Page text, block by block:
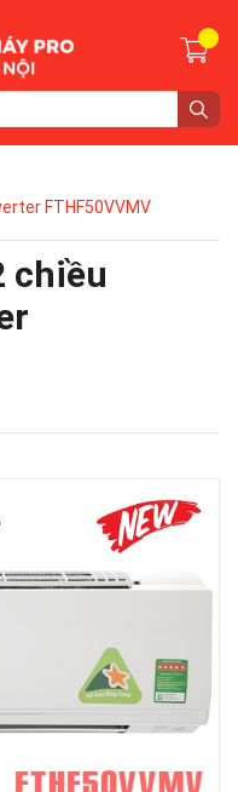
FTHF50VVMV
chiều